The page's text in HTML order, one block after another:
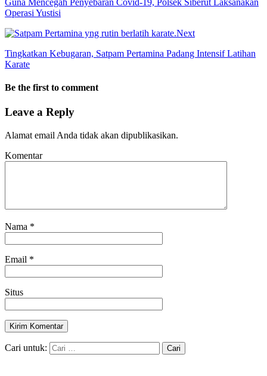
Operasi Yustisi
Next
Tingkatkan Kebugaran, Satpam Pertamina Padang Intensif Latihan
Karate
Be the first to comment
Leave a Reply
Alamat email Anda tidak akan dipublikasikan.
Komentar
Nama *
Email *
Situs
Cari untuk: